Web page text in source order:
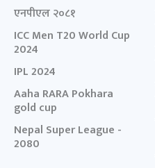
एनपीएल २०८१
ICC Men T20 World Cup
2024
IPL 2024
Aaha RARA Pokhara
gold cup
Nepal Super League -
2080